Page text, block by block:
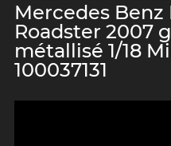
Mercedes Benz
Roadster 2007
métallisé 1/18
100037131